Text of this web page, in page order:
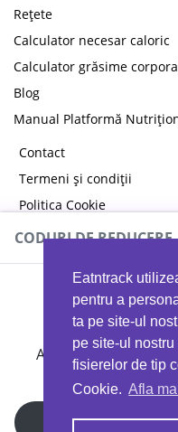
Eatntrack
pentru a
ta pe site-ul
pe site-ul
fisierelor de tip
Cookie. Afla
Rețete
Calculator necesar caloric
Calculator grăsime
Blog
Manual Platformă
Contact
Termeni și condiții
Politica Cookie
Politica de confidențialitate
CODURI DE REDUCERE
Ai 40%reducere la